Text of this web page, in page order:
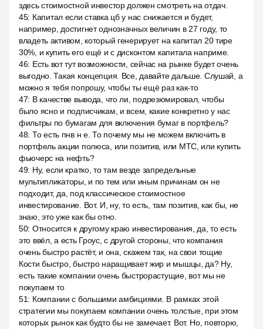
здесь стоимостной инвестор должен смотреть на отдач.
45: Капитал если ставка цб у нас снижается и будет,
например, достигнет однозначных величин в 27 году, то
владеть активом, который генерирует на капитал 20 тире
30%, и купить его ещё и с дисконтом капитала наприме.
46: Есть вот тут возможности, сейчас на рынке будет очень
выгодно. Такая концепция. Все, давайте дальше. Слушай, а
можно я тебя попрошу, чтобы ты ещё раз как-то
47: В качестве вывода, что ли, подрезюмировал, чтобы
было ясно и подписчикам, и всем, какие конкретно у нас
фильтры по бумагам для включения бумаг в портфель?
48: То есть пнв н е. То почему мы не можем включить в
портфель акции полюса, или позитив, или МТС, или купить
фьючерс на нефть?
49: Ну, если кратко, то там везде запредельные
мультипликаторы, и по тем или иным причинам он не
подходит, да, под классическое стоимостное
инвестирование. Вот. И, ну, то есть, там позитив, как бы, не
знаю, это уже как бы отно.
50: Относится к другому краю инвестирования, да, то есть
это ввёл, а есть Гроус, с другой стороны, что компания
очень быстро растёт, и она, скажем так, на свои тощие
Кости быстро, быстро наращивает жир и мышцы, да? Ну,
есть такие компании очень быстрорастущие, вот мы не
покупаем то
51: Компании с большими амбициями. В рамках этой
стратегии мы покупаем компании очень толстые, при этом
которых рынок как будто бы не замечает. Вот. Но, повторю,